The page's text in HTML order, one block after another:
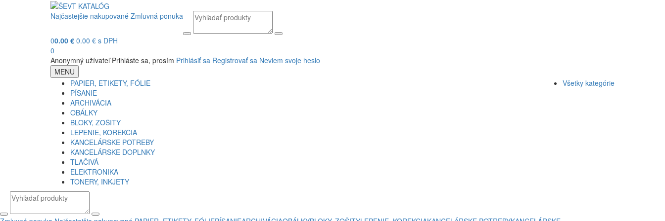
Najčastejšie nakupované Zmluvná ponuka
00.00 € 0.00 € s DPH
0
Anonymný užívateľ Prihláste sa, prosím Prihlásiť sa Registrovať sa Neviem svoje heslo
MENU
PAPIER, ETIKETY, FÓLIE
PÍSANIE
ARCHIVÁCIA
OBÁLKY
BLOKY, ZOŠITY
LEPENIE, KOREKCIA
KANCELÁRSKE POTREBY
KANCELÁRSKE DOPLNKY
TLAČIVÁ
ELEKTRONIKA
TONERY, INKJETY
Všetky kategórie